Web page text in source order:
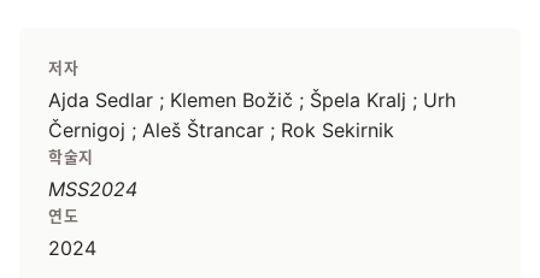
저자
Ajda Sedlar ; Klemen Božič ; Špela Kralj ; Urh
Černigoj ; Aleš Štrancar ; Rok Sekirnik
학술지
MSS2024
연도
2024